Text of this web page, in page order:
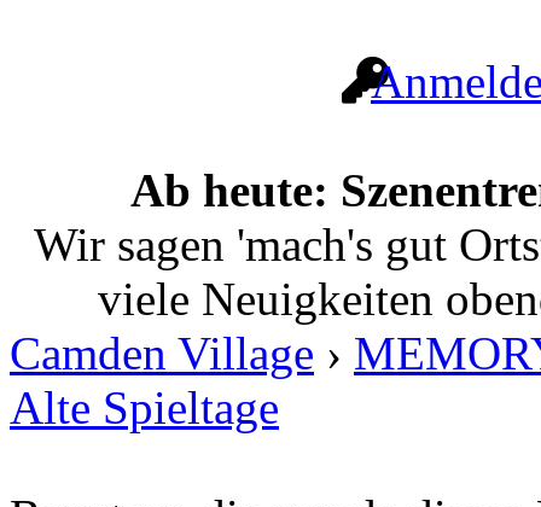
Ab heute:
Wir sagen 'mach's gut
viele Neuigkeiten
Camden Village ›
Alte Spieltage